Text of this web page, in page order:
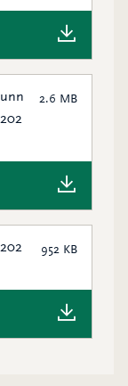
2.6 MB
952 KB